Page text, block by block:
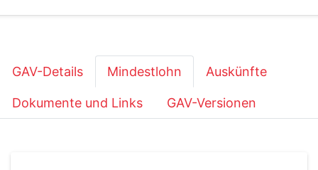
GAV-Details Mindestlohn Auskünfte
Dokumente und Links GAV-Versionen